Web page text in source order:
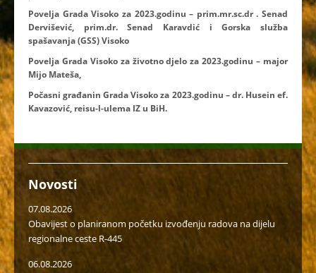
Povelja Grada Visoko za 2023.godinu – prim.mr.sc.dr . Senad
Dervišević, prim.dr. Senad Karavdić i Gorska služba
spašavanja (GSS) Visoko
Povelja Grada Visoko za životno djelo za 2023.godinu – major
Mijo Mateša,
Počasni građanin Grada Visoko za 2023.godinu – dr. Husein ef.
Kavazović, reisu-l-ulema IZ u BiH.
Novosti
07.08.2026
Obavijest o planiranom početku izvođenju radova na dijelu
regionalne ceste R-445
06.08.2026